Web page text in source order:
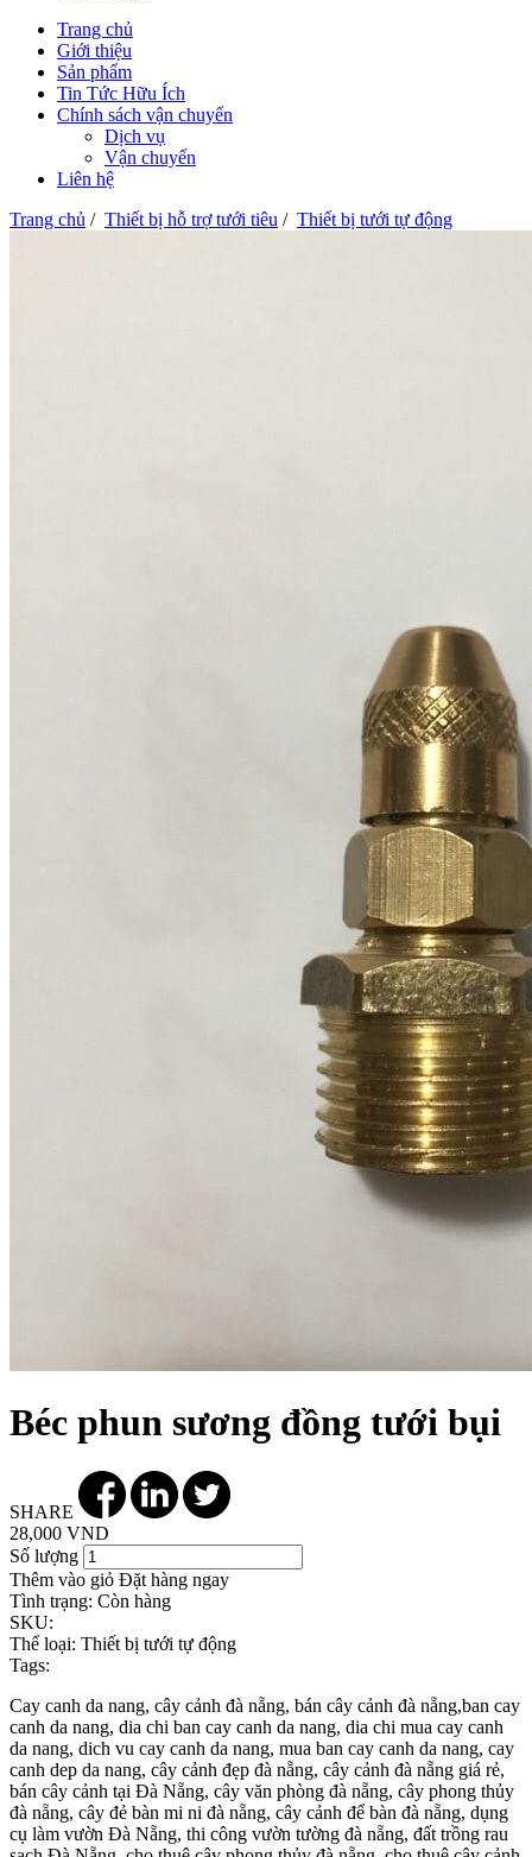
Trang chủ
Giới thiệu
Sản phẩm
Tin Tức Hữu Ích
Chính sách vận chuyển
Dịch vụ
Vận chuyển
Liên hệ
Trang chủ / Thiết bị hỗ trợ tưới tiêu / Thiết bị tưới tự động
Béc phun sương đồng tưới bụi
SHARE
28,000 VND
Số lượng
Thêm vào giỏ Đặt hàng ngay
Tình trạng: Còn hàng
SKU:
Thể loại: Thiết bị tưới tự động
Tags:
Cay canh da nang, cây cảnh đà nẵng, bán cây cảnh đà nẵng,ban cay
canh da nang, dia chi ban cay canh da nang, dia chi mua cay canh
da nang, dich vu cay canh da nang, mua ban cay canh da nang, cay
canh dep da nang, cây cảnh đẹp đà nẵng, cây cảnh đà nẵng giá rẻ,
bán cây cảnh tại Đà Nẵng, cây văn phòng đà nẵng, cây phong thủy
đà nẵng, cây đẻ bàn mi ni đà nẵng, cây cảnh để bàn đà nẵng, dụng
cụ làm vườn Đà Nẵng, thi công vườn tường đà nẵng, đất trồng rau